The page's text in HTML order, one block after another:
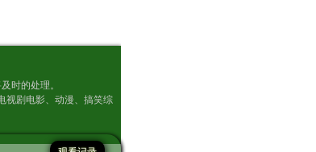
时的处理。
视剧电影、动漫、搞笑综